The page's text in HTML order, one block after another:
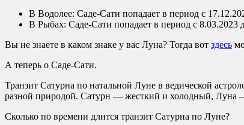
В Водолее: Саде-Сати попадает в период с
В Рыбах: Саде-Сати попадает в период с 8.03.2023
Вы не знаете в каком знаке у вас Луна? Тогда вот здесь
А теперь о Саде-Сати.
Транзит Сатурна по натальной Луне в ведической
разной природой. Сатурн — жесткий и холодный, Луна
Сколько по времени длится транзит Сатурна по Луне?